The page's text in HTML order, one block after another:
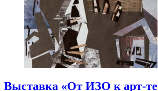
Выставка «От ИЗО к арт-